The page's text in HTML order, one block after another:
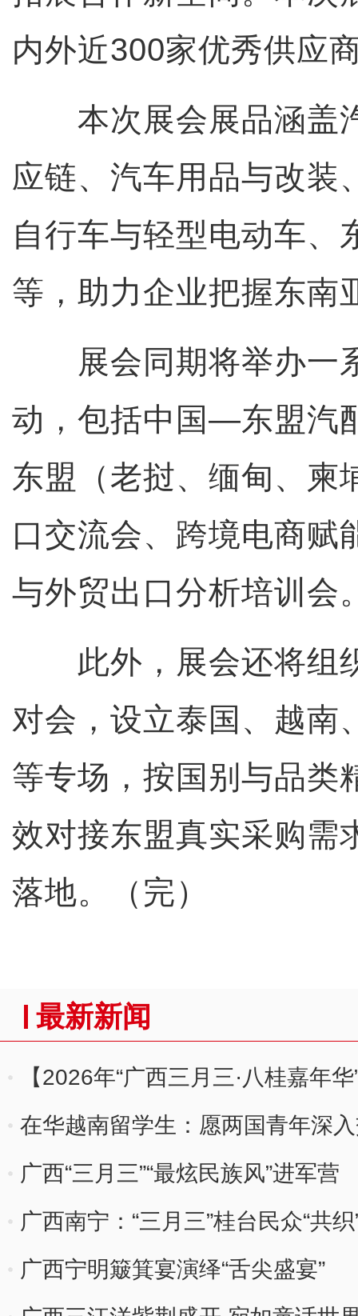
内外近300家优秀供应
本次展会展品涵盖
应链、汽车用品与改装
自行车与轻型电动车、
等，助力企业把握东南
展会同期将举办一
动，包括中国—东盟汽
东盟（老挝、缅甸、柬
口交流会、跨境电商赋
与外贸出口分析培训会
此外，展会还将组
对会，设立泰国、越南
等专场，按国别与品类
效对接东盟真实采购需
落地。（完）
最新新闻
【2026年“广西三月三·八桂嘉年
里醉春光
在华越南留学生：愿两国青年深
广西“三月三”“最炫民族风”进军营
广西南宁：“三月三”桂台民众“共
广西宁明簸箕宴演绎“舌尖盛宴”